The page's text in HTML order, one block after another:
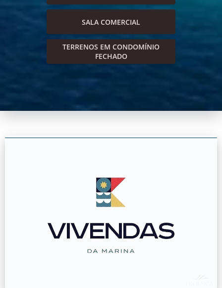
SALA COMERCIAL
TERRENOS EM CONDOMÍNIO
FECHADO